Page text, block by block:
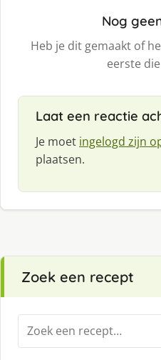
Nog
Heb je dit gemaakt of
eerste
Laat een reactie
Je moet ingelogd zijn
plaatsen.
Zoek een recept
Zoeken
naar: